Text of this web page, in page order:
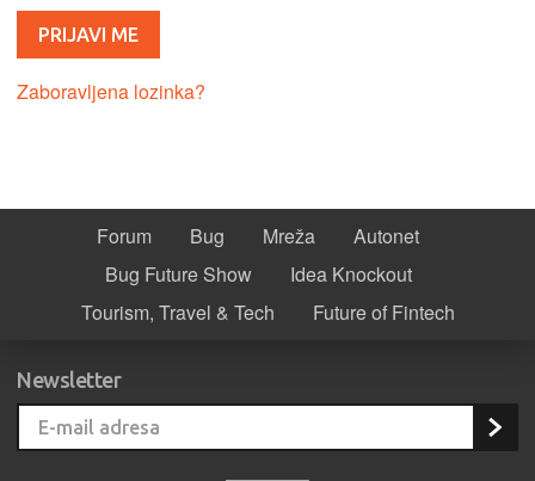
Zaboravljena lozinka?
Forum Bug Mreža
Autonet
Bug Future Show
Idea Knockout
Tourism, Travel & Tech
Future of Fintech
Newsletter